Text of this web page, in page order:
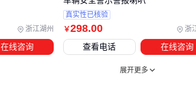
以设备接地线为例
更适合腐蚀性土壤
上表现更均衡。选
按价格判断。
浙江湖州
在线咨询
￥298.00 浙
真实性已核验
查看电话 在线咨询
展开更多